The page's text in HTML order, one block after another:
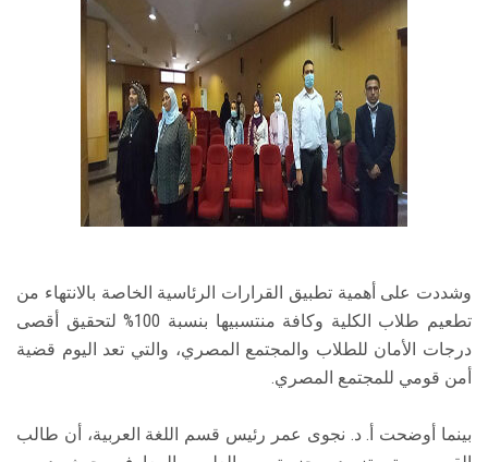
وشددت على أهمية تطبيق القرارات الرئاسية الخاصة بالانتهاء من
تطعيم طلاب الكلية وكافة منتسبيها بنسبة 100% لتحقيق أقصى
درجات الأمان للطلاب والمجتمع المصري، والتي تعد اليوم قضية
أمن قومي للمجتمع المصري.
بينما أوضحت أ. د. نجوى عمر رئيس قسم اللغة العربية، أن طالب